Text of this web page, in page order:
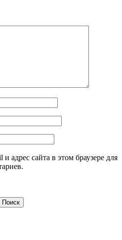
адрес сайта в этом браузере для